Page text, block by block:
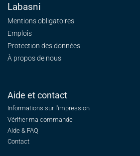
Labasni
Mentions obligatoires
Emplois
Protection des données
À propos de nous
Aide et contact
Informations sur l'impression
Vérifier ma commande
Aide & FAQ
Contact